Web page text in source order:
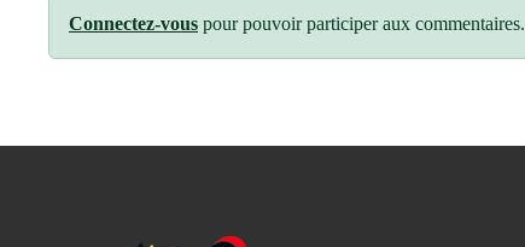
Connectez-vous pour pouvoir participer aux commentaires.